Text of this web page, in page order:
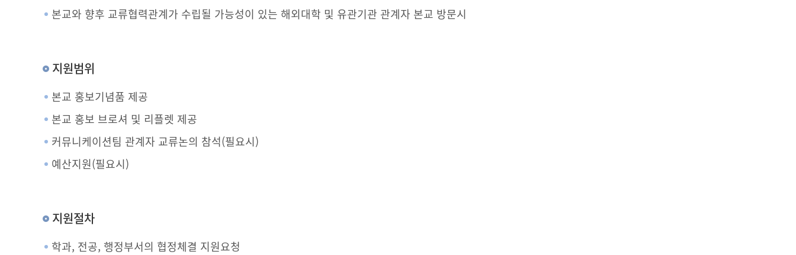
본교와 향후 교류협력관계가 수립될 가능성이 있는 해외대학 및 유관기관 관계자 본교 방문시
지원범위
본교 홍보기념품 제공
본교 홍보 브로셔 및 리플렛 제공
커뮤니케이션팀 관계자 교류논의 참석(필요시)
예산지원(필요시)
지원절차
학과, 전공, 행정부서의 협정체결 지원요청